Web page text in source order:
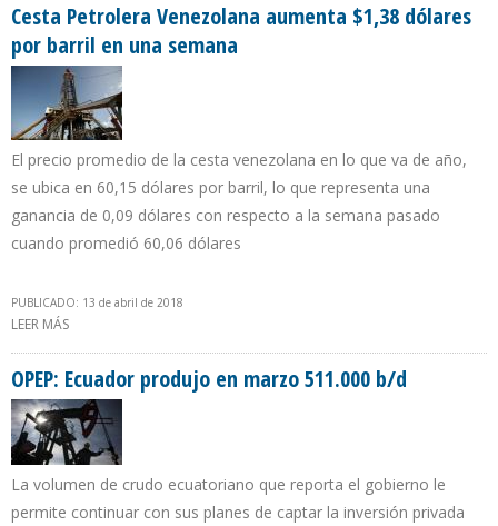
Cesta Petrolera Venezolana aumenta $1,38 dólares
por barril en una semana
El precio promedio de la cesta venezolana en lo que va de año,
se ubica en 60,15 dólares por barril, lo que representa una
ganancia de 0,09 dólares con respecto a la semana pasado
cuando promedió 60,06 dólares
PUBLICADO: 13 de abril de 2018
LEER MÁS
OPEP: Ecuador produjo en marzo 511.000 b/d
La volumen de crudo ecuatoriano que reporta el gobierno le
permite continuar con sus planes de captar la inversión privada